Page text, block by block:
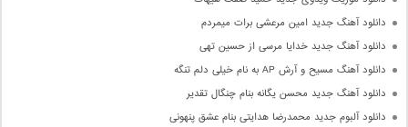
دانلود آهنگ جدید امین مرعشی برات میمردم
دانلود آهنگ جدید خدایا مرسی از حسین تهی
دانلود آهنگ مسیح و آرش AP به نام خیلی دلم تنگه
دانلود آهنگ جدید محسن یگانه بنام چنگال تقدیر
دانلود آلبوم جدید محمدرضا هدایتی بنام عشق پنهونی